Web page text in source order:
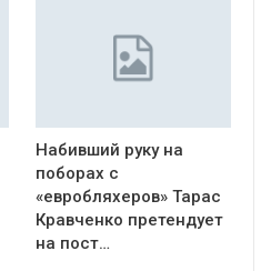
Набивший руку на
поборах с
«евробляхеров» Тарас
Кравченко претендует
на пост…